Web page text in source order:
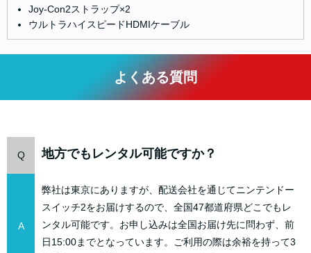
Joy-Con2ストラップ×2
ウルトラハイスピードHDMIケーブル
よくある質問
Q 地方でもレンタル可能ですか？
A
弊社は東京にありますが、配送会社を通じてニンテンドー
スイッチ2をお届けするので、全国47都道府県どこでもレ
ンタル可能です。お申し込みは全国お届け先に問わず、前
日15:00までとなっています。ご利用の際は余裕を持って3